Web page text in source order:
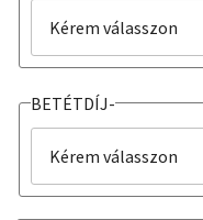
BETÉTDÍJ-